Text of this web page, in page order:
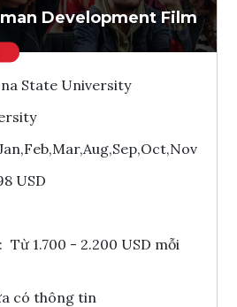
Development Film
State University
USD
: Từ 1.700 - 2.200 USD mỗi
có thông tin